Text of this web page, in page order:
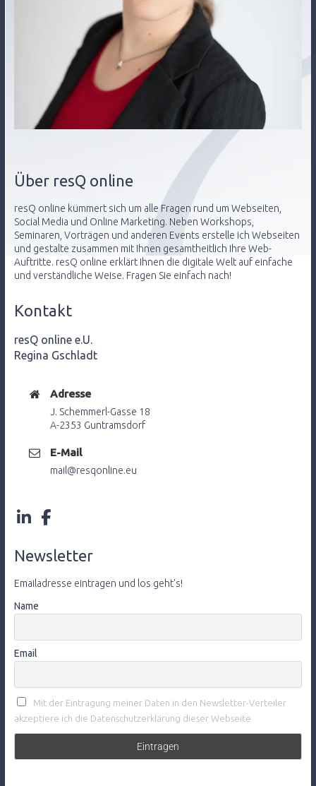
Über resQ online
resQ online kümmert sich um alle Fragen rund um Webseiten,
Social Media und Online Marketing. Neben Workshops,
Seminaren, Vorträgen und anderen Events erstelle ich Webseiten
und gestalte zusammen mit Ihnen gesamtheitlich Ihre Web-
Auftritte. resQ online erklärt Ihnen die digitale Welt auf einfache
und verständliche Weise. Fragen Sie einfach nach!
Kontakt
resQ online e.U.
Regina Gschladt
Adresse
J. Schemmerl-Gasse 18
A-2353 Guntramsdorf
E-Mail
mail@resqonline.eu
Newsletter
Emailadresse eintragen und los geht's!
Name
Email
Mit der Eintragung meiner Daten in den Newsletter-Verteiler
akzeptiere ich die Datenschutzerklärung dieser Webseite